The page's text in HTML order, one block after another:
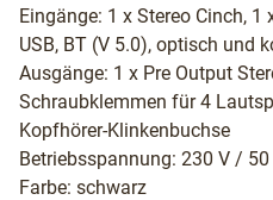
Eingänge: 1 x Stereo Cinch,
USB, BT (V 5.0), optisch und
Ausgänge: 1 x Pre Output
Schraubklemmen für 4
Kopfhörer-Klinkenbuchse
Betriebsspannung: 230 V / 50
Farbe: schwarz